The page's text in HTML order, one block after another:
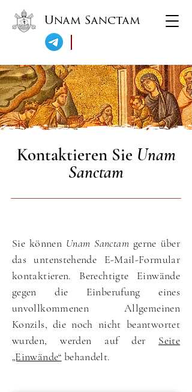
Unam Sanctam
Kontaktieren Sie Unam
Sanctam
Sie können Unam Sanctamgerne über
das untenstehende E-Mail-Formular
kontaktieren. Berechtigte Einwände
gegen die Einberufung eines
unvollkommenen Allgemeinen
Konzils, die noch nicht beantwortet
wurden, werden auf der Seite
„Einwände“ behandelt.